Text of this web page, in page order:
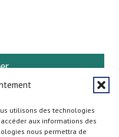
utilisons des technologies
aux informations des
nous permettra de